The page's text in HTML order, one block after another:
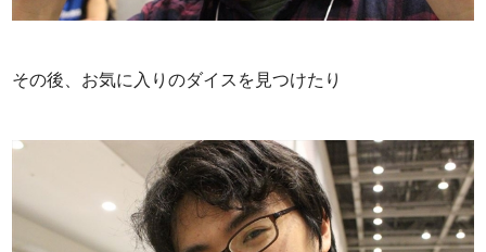
その後、お気に入りのダイスを見つけたり